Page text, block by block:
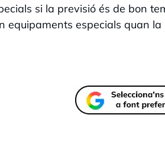
si la previsió és de bon
equipaments especials quan la